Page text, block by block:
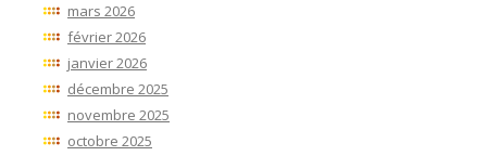
mars 2026
février 2026
janvier 2026
décembre 2025
novembre 2025
octobre 2025